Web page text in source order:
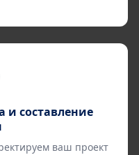
и составление
ваш проект